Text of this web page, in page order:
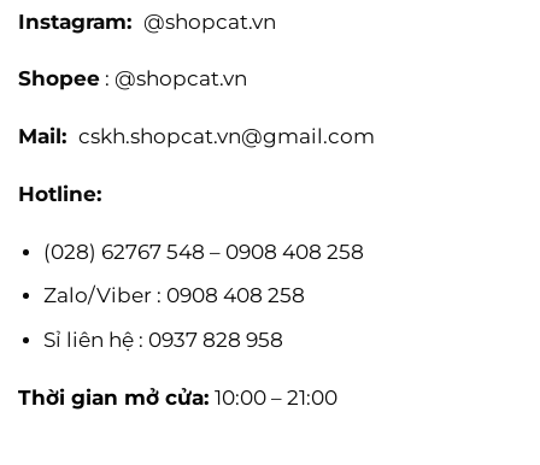
Instagram: @shopcat.vn
Shopee : @shopcat.vn
Mail: cskh.shopcat.vn@gmail.com
Hotline:
(028) 62767 548 – 0908 408 258
Zalo/Viber : 0908 408 258
Sỉ liên hệ : 0937 828 958
Thời gian mở cửa: 10:00 – 21:00